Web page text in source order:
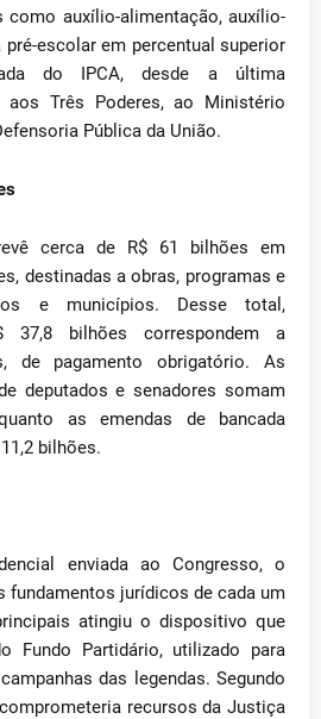
como auxílio-alimentação, auxílio-
escolar em percentual superior
do IPCA, desde a última
aos Três Poderes, ao Ministério
Pública da União.
cerca de R$ 61 bilhões em
destinadas a obras, programas e
e municípios. Desse total,
37,8 bilhões correspondem a
de pagamento obrigatório. As
deputados e senadores somam
as emendas de bancada
bilhões.
enviada ao Congresso, o
fundamentos jurídicos de cada um
atingiu o dispositivo que
Fundo Partidário, utilizado para
das legendas. Segundo
recursos da Justiça